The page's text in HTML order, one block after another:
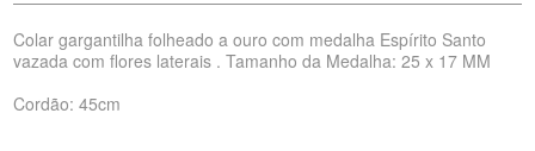
Colar gargantilha folheado a ouro com medalha Espírito Santo
vazada com flores laterais . Tamanho da Medalha: 25 x 17 MM
Cordão: 45cm